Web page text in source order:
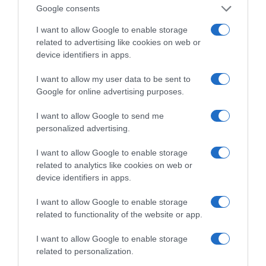
Google consents
I want to allow Google to enable storage
related to advertising like cookies on web or
device identifiers in apps.
I want to allow my user data to be sent to
Google for online advertising purposes.
I want to allow Google to send me
personalized advertising.
I want to allow Google to enable storage
related to analytics like cookies on web or
device identifiers in apps.
I want to allow Google to enable storage
related to functionality of the website or app.
I want to allow Google to enable storage
related to personalization.
Έκπληκτη, η κοινή γνώμη παρακολουθεί τις
τελευταίες μέρες την αποκάλυψη της κο­μπίνας
με τα…